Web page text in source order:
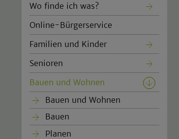
Wo finde ich was?
Online-Bürgerservice
Familien und Kinder
Senioren
Bauen und Wohnen
Bauen und Wohnen
Bauen
Planen